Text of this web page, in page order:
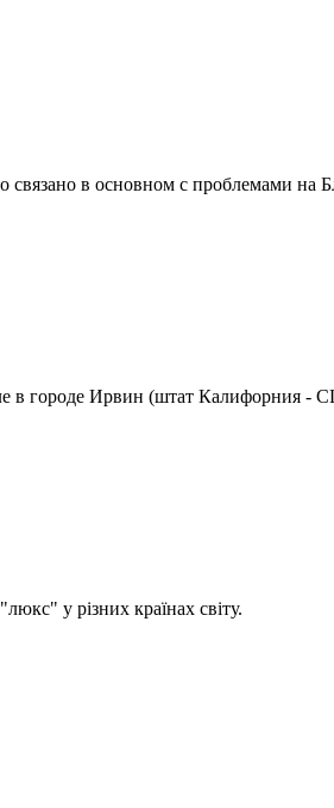
связано в основном с проблемами на
в городе Ирвин (штат Калифорния -
у різних країнах світу.